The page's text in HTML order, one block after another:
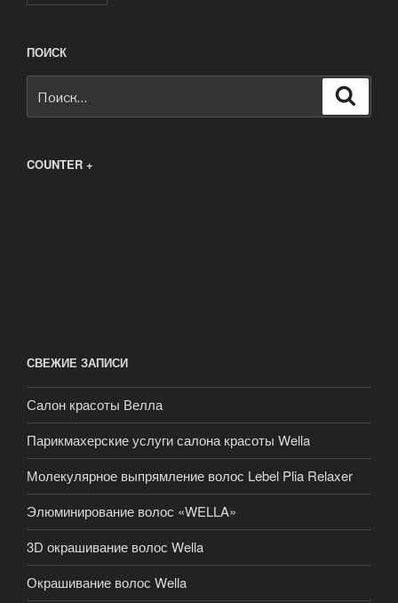
ПОИСК
COUNTER +
СВЕЖИЕ ЗАПИСИ
Салон красоты Велла
Парикмахерские услуги салона красоты Wella
Молекулярное выпрямление волос Lebel Plia Relaxer
Элюминирование волос «WELLA»
3D окрашивание волос Wella
Окрашивание волос Wella